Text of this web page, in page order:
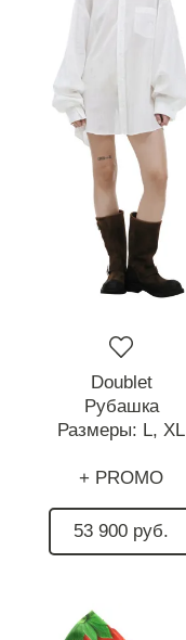
Doublet
Рубашка
Размеры: L, XL
+ PROMO
53 900 руб.